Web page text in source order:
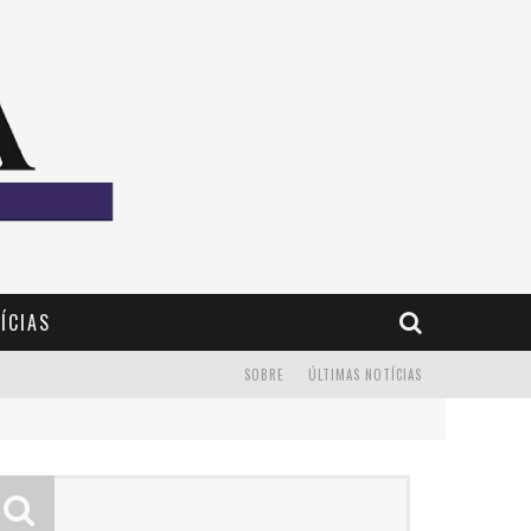
ÚLTIMAS NOTÍCIAS
SOBRE